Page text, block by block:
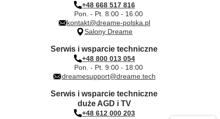
+48 668 517 816
Pon. - Pt. 8:00 - 16:00
kontakt@dreame-polska.pl
Salony Dreame
Serwis i wsparcie techniczne
+48 800 013 054
Pon. - Pt. 9:00 - 18:00
dreamesupport@dreame.tech
Serwis i wsparcie techniczne
duże AGD i TV
+48 612 000 203